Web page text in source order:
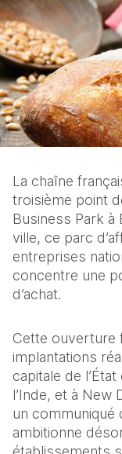
La chaîne
troisième point
Business Park à
ville, ce parc
entreprises
concentre une
d’achat.
Cette ouverture
implantations
capitale de
l’Inde, et à New
un communiqué
ambitionne